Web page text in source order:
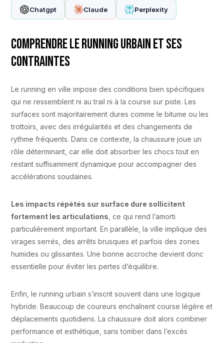
Chatgpt Claude Perplexity
Comprendre le running urbain et ses
contraintes
Le running en ville impose des conditions bien spécifiques
qui ne ressemblent ni au trail ni à la course sur piste. Les
surfaces sont majoritairement dures comme le bitume ou les
trottoirs, avec des irrégularités et des changements de
rythme fréquents. Dans ce contexte, la chaussure joue un
rôle déterminant, car elle doit absorber les chocs tout en
restant suffisamment dynamique pour accompagner des
accélérations soudaines.
Les impacts répétés sur surface dure sollicitent
fortement les articulations , ce qui rend l’amorti
particulièrement important. En parallèle, la ville implique des
virages serrés, des arrêts brusques et parfois des zones
humides ou glissantes. Une bonne accroche devient donc
essentielle pour éviter les pertes d’équilibre.
Enfin, le running urbain s’inscrit souvent dans une logique
hybride. Beaucoup de coureurs enchaînent course légère et
déplacements quotidiens. La chaussure doit alors combiner
performance et esthétique, sans tomber dans l’excès